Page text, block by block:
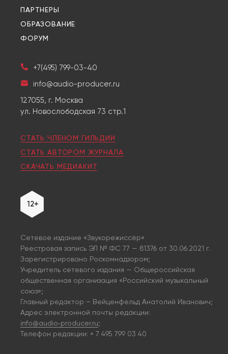
ПАРТНЕРЫ
ОБРАЗОВАНИЕ
ФОРУМ
+7(495) 799-03-40
info@audio-producer.ru
127055, г. Москва
ул. Новослободская 73 стр.1
СТАТЬ ЧЛЕНОМ ГИЛЬДИИ
СТАТЬ АВТОРОМ ЖУРНАЛА
СКАЧАТЬ МЕДИАКИТ
12+
Сетевое издание «Звукорежиссёр»
Реестровая запись ЭЛ № ФС 77 — 81376 от 30.06.2021 г.
Зарегистрировано Роскомнадзором;
Учредитель сетевого издания — Общероссийская
общественная организация «Российский музыкальный
союз»;
Главный редактор – Вейценфельд Анатолий Иванович;
Адрес электронной почты редакции:
info@audio‑producer.ru;
Телефон редакции: + 7 495 799 03 40